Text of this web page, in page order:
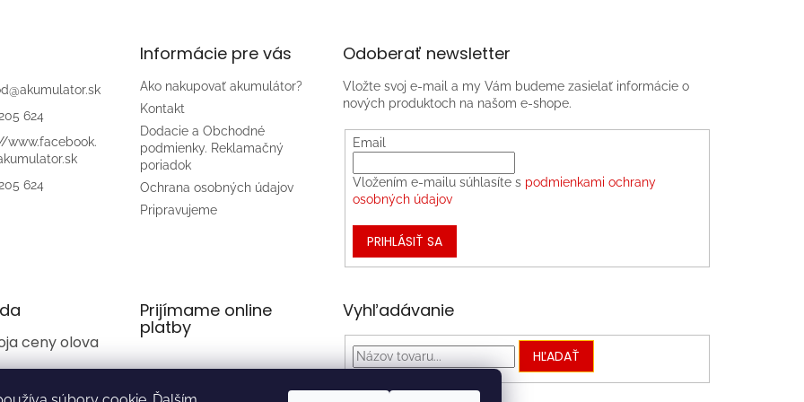
@akumulator.sk
624
www.facebook.
624
Informácie pre vás
Ako nakupovať akumulátor?
Kontakt
Dodacie a Obchodné
podmienky. Reklamačný
poriadok
Ochrana osobných údajov
Pripravujeme
Odoberať newsletter
Vložte svoj e-mail a my Vám budeme zasielať informácie o
nových produktoch na našom e-shope.
Email
Vložením e-mailu súhlasíte s podmienkami ochrany
osobných údajov
PRIHLÁSIŤ SA
ceny olova
Prijímame online
platby
Vyhľadávanie
HĽADAŤ